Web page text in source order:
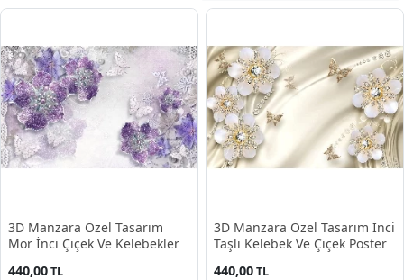
3D Manzara Özel Tasarım
Mor İnci Çiçek Ve Kelebekler
440,00TL
3D Manzara Özel Tasarım İnci
Taşlı Kelebek Ve Çiçek Poster
440,00TL